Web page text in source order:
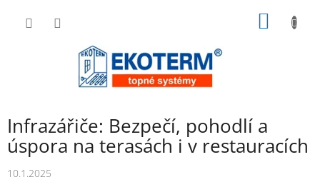
Infrazářiče: Bezpečí, pohodlí a
úspora na terasách i v restauracích
10.1.2025